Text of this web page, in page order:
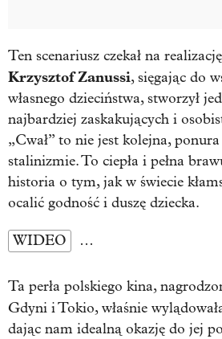
Ten scenariusz czekał na realizację
Krzysztof Zanussi, sięgając do
własnego dzieciństwa, stworzył
najbardziej zaskakujących i
„Cwał” to nie jest kolejna,
stalinizmie. To ciepła i pełna
historia o tym, jak w świecie
ocalić godność i duszę dziecka.
WIDEO …
Ta perła polskiego kina,
Gdyni i Tokio, właśnie
dając nam idealną okazję do jej